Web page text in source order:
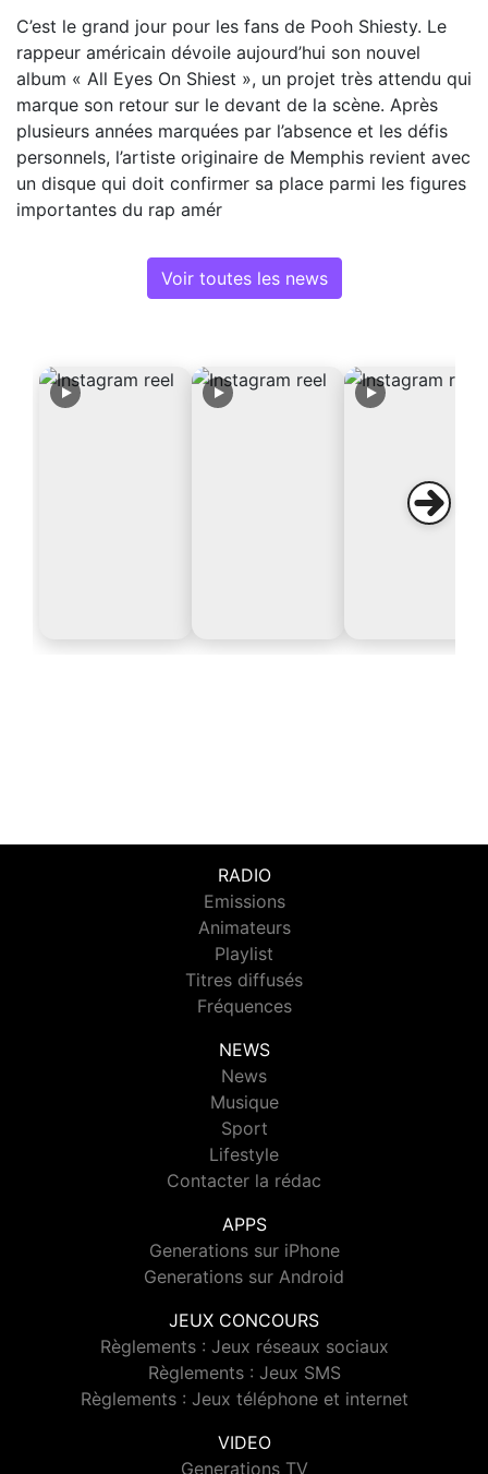
C’est le grand jour pour les fans de Pooh Shiesty. Le
rappeur américain dévoile aujourd’hui son nouvel
album « All Eyes On Shiest », un projet très attendu qui
marque son retour sur le devant de la scène. Après
plusieurs années marquées par l’absence et les défis
personnels, l’artiste originaire de Memphis revient avec
un disque qui doit confirmer sa place parmi les figures
importantes du rap amér
Voir toutes les news
RADIO
Emissions
Animateurs
Playlist
Titres diffusés
Fréquences
NEWS
News
Musique
Sport
Lifestyle
Contacter la rédac
APPS
Generations sur iPhone
Generations sur Android
JEUX CONCOURS
Règlements : Jeux réseaux sociaux
Règlements : Jeux SMS
Règlements : Jeux téléphone et internet
VIDEO
Generations TV